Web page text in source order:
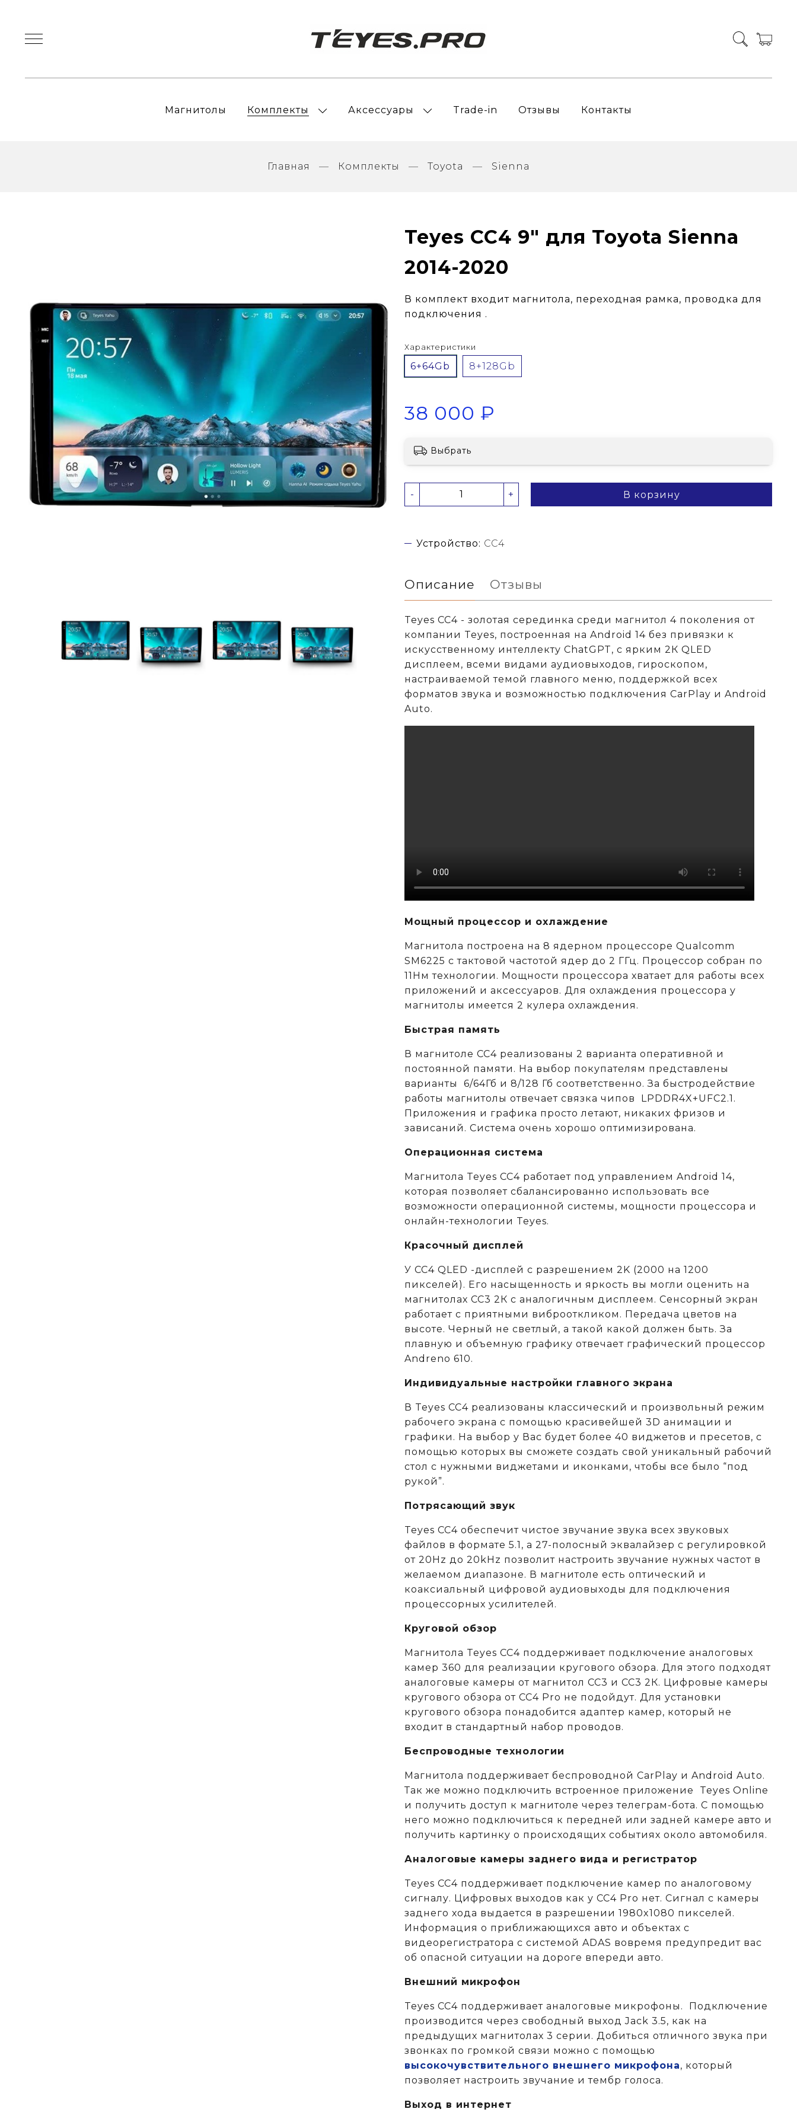
Магнитолы Комплекты Аксессуары Trade-in Отзывы Контакты
Главная Комплекты Toyota Sienna
Teyes CC4 9" для Toyota Sienna
2014-2020
В комплект входит магнитола, переходная рамка, проводка для
подключения .
Характеристики
6+64Gb 8+128Gb
38 000 ₽
Выбрать
- + В корзину
Устройство: CC4
Описание Отзывы
Teyes CC4 - золотая серединка среди магнитол 4 поколения от
компании Teyes, построенная на Android 14 без привязки к
искусственному интеллекту ChatGPT, с ярким 2К QLED
дисплеем, всеми видами аудиовыходов, гироскопом,
настраиваемой темой главного меню, поддержкой всех
форматов звука и возможностью подключения CarPlay и Android
Auto.
Мощный процессор и охлаждение
Магнитола построена на 8 ядерном процессоре Qualcomm
SM6225 c тактовой частотой ядер до 2 ГГц. Процессор собран по
11Нм технологии. Мощности процессора хватает для работы всех
приложений и аксессуаров. Для охлаждения процессора у
магнитолы имеется 2 кулера охлаждения.
Быстрая память
В магнитоле CC4 реализованы 2 варианта оперативной и
постоянной памяти. На выбор покупателям представлены
варианты 6/64Гб и 8/128 Гб соответственно. За быстродействие
работы магнитолы отвечает связка чипов LPDDR4X+UFC2.1.
Приложения и графика просто летают, никаких фризов и
зависаний. Система очень хорошо оптимизирована.
Операционная система
Магнитола Teyes CC4 работает под управлением Android 14,
которая позволяет сбалансированно использовать все
возможности операционной системы, мощности процессора и
онлайн-технологии Teyes.
Красочный дисплей
У CC4 QLED -дисплей с разрешением 2K (2000 на 1200
пикселей). Его насыщенность и яркость вы могли оценить на
магнитолах CC3 2К c аналогичным дисплеем. Сенсорный экран
работает с приятными виброоткликом. Передача цветов на
высоте. Черный не светлый, а такой какой должен быть. За
плавную и объемную графику отвечает графический процессор
Andreno 610.
Индивидуальные настройки главного экрана
В Teyes СС4 реализованы классический и произвольный режим
рабочего экрана с помощью красивейшей 3D анимации и
графики. На выбор у Вас будет более 40 виджетов и пресетов, с
помощью которых вы сможете создать свой уникальный рабочий
стол с нужными виджетами и иконками, чтобы все было “под
рукой”.
Потрясающий звук
Teyes CC4 обеспечит чистое звучание звука всех звуковых
файлов в формате 5.1, а 27-полосный эквалайзер с регулировкой
от 20Hz до 20kHz позволит настроить звучание нужных частот в
желаемом диапазоне. В магнитоле есть оптический и
коаксиальный цифровой аудиовыходы для подключения
процессорных усилителей.
Круговой обзор
Магнитола Teyes CC4 поддерживает подключение аналоговых
камер 360 для реализации кругового обзора. Для этого подходят
аналоговые камеры от магнитол СС3 и СС3 2К. Цифровые камеры
кругового обзора от CC4 Pro не подойдут. Для установки
кругового обзора понадобится адаптер камер, который не
входит в стандартный набор проводов.
Беспроводные технологии
Магнитола поддерживает беспроводной CarPlay и Android Auto.
Так же можно подключить встроенное приложение Teyes Online
и получить доступ к магнитоле через телеграм-бота. С помощью
него можно подключиться к передней или задней камере авто и
получить картинку о происходящих событиях около автомобиля.
Аналоговые камеры заднего вида и регистратор
Teyes CC4 поддерживает подключение камер по аналоговому
сигналу. Цифровых выходов как у CC4 Pro нет. Сигнал с камеры
заднего хода выдается в разрешении 1980x1080 пикселей.
Информация о приближающихся авто и объектах c
видеорегистратора с системой ADAS вовремя предупредит вас
об опасной ситуации на дороге впереди авто.
Внешний микрофон
Teyes CC4 поддерживает аналоговые микрофоны. Подключение
производится через свободный выход Jack 3.5, как на
предыдущих магнитолах 3 серии. Добиться отличного звука при
звонках по громкой связи можно с помощью
высокочувствительного внешнего микрофона, который
позволяет настроить звучание и тембр голоса.
Выход в интернет